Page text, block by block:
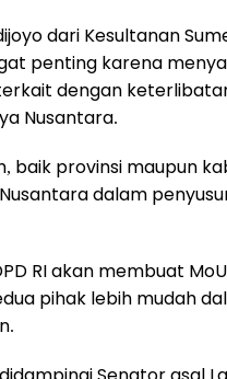
dari Kesultanan
penting karena
dengan
Nusantara.
baik provinsi maupun
dalam
RI akan membuat
pihak lebih mudah